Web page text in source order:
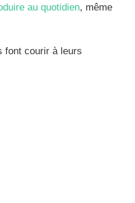
au quotidien, même
font courir à leurs